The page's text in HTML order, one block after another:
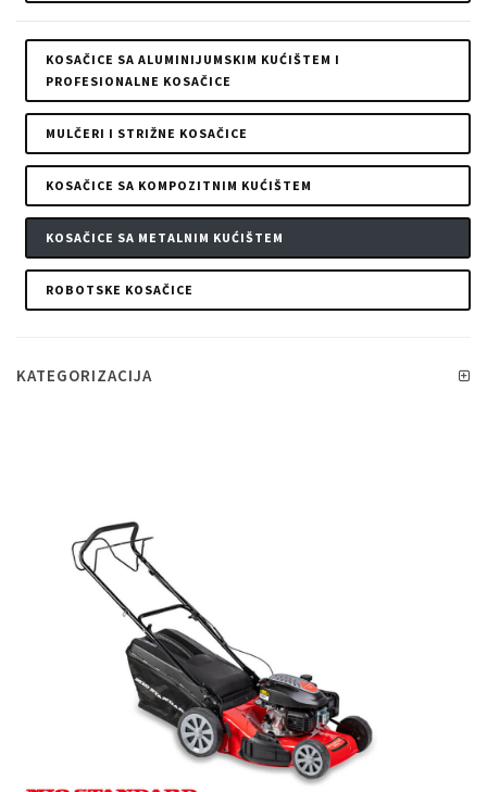
KOSAČICE SA ALUMINIJUMSKIM KUĆIŠTEM I
PROFESIONALNE KOSAČICE
MULČERI I STRIŽNE KOSAČICE
KOSAČICE SA KOMPOZITNIM KUĆIŠTEM
KOSAČICE SA METALNIM KUĆIŠTEM
ROBOTSKE KOSAČICE
KATEGORIZACIJA